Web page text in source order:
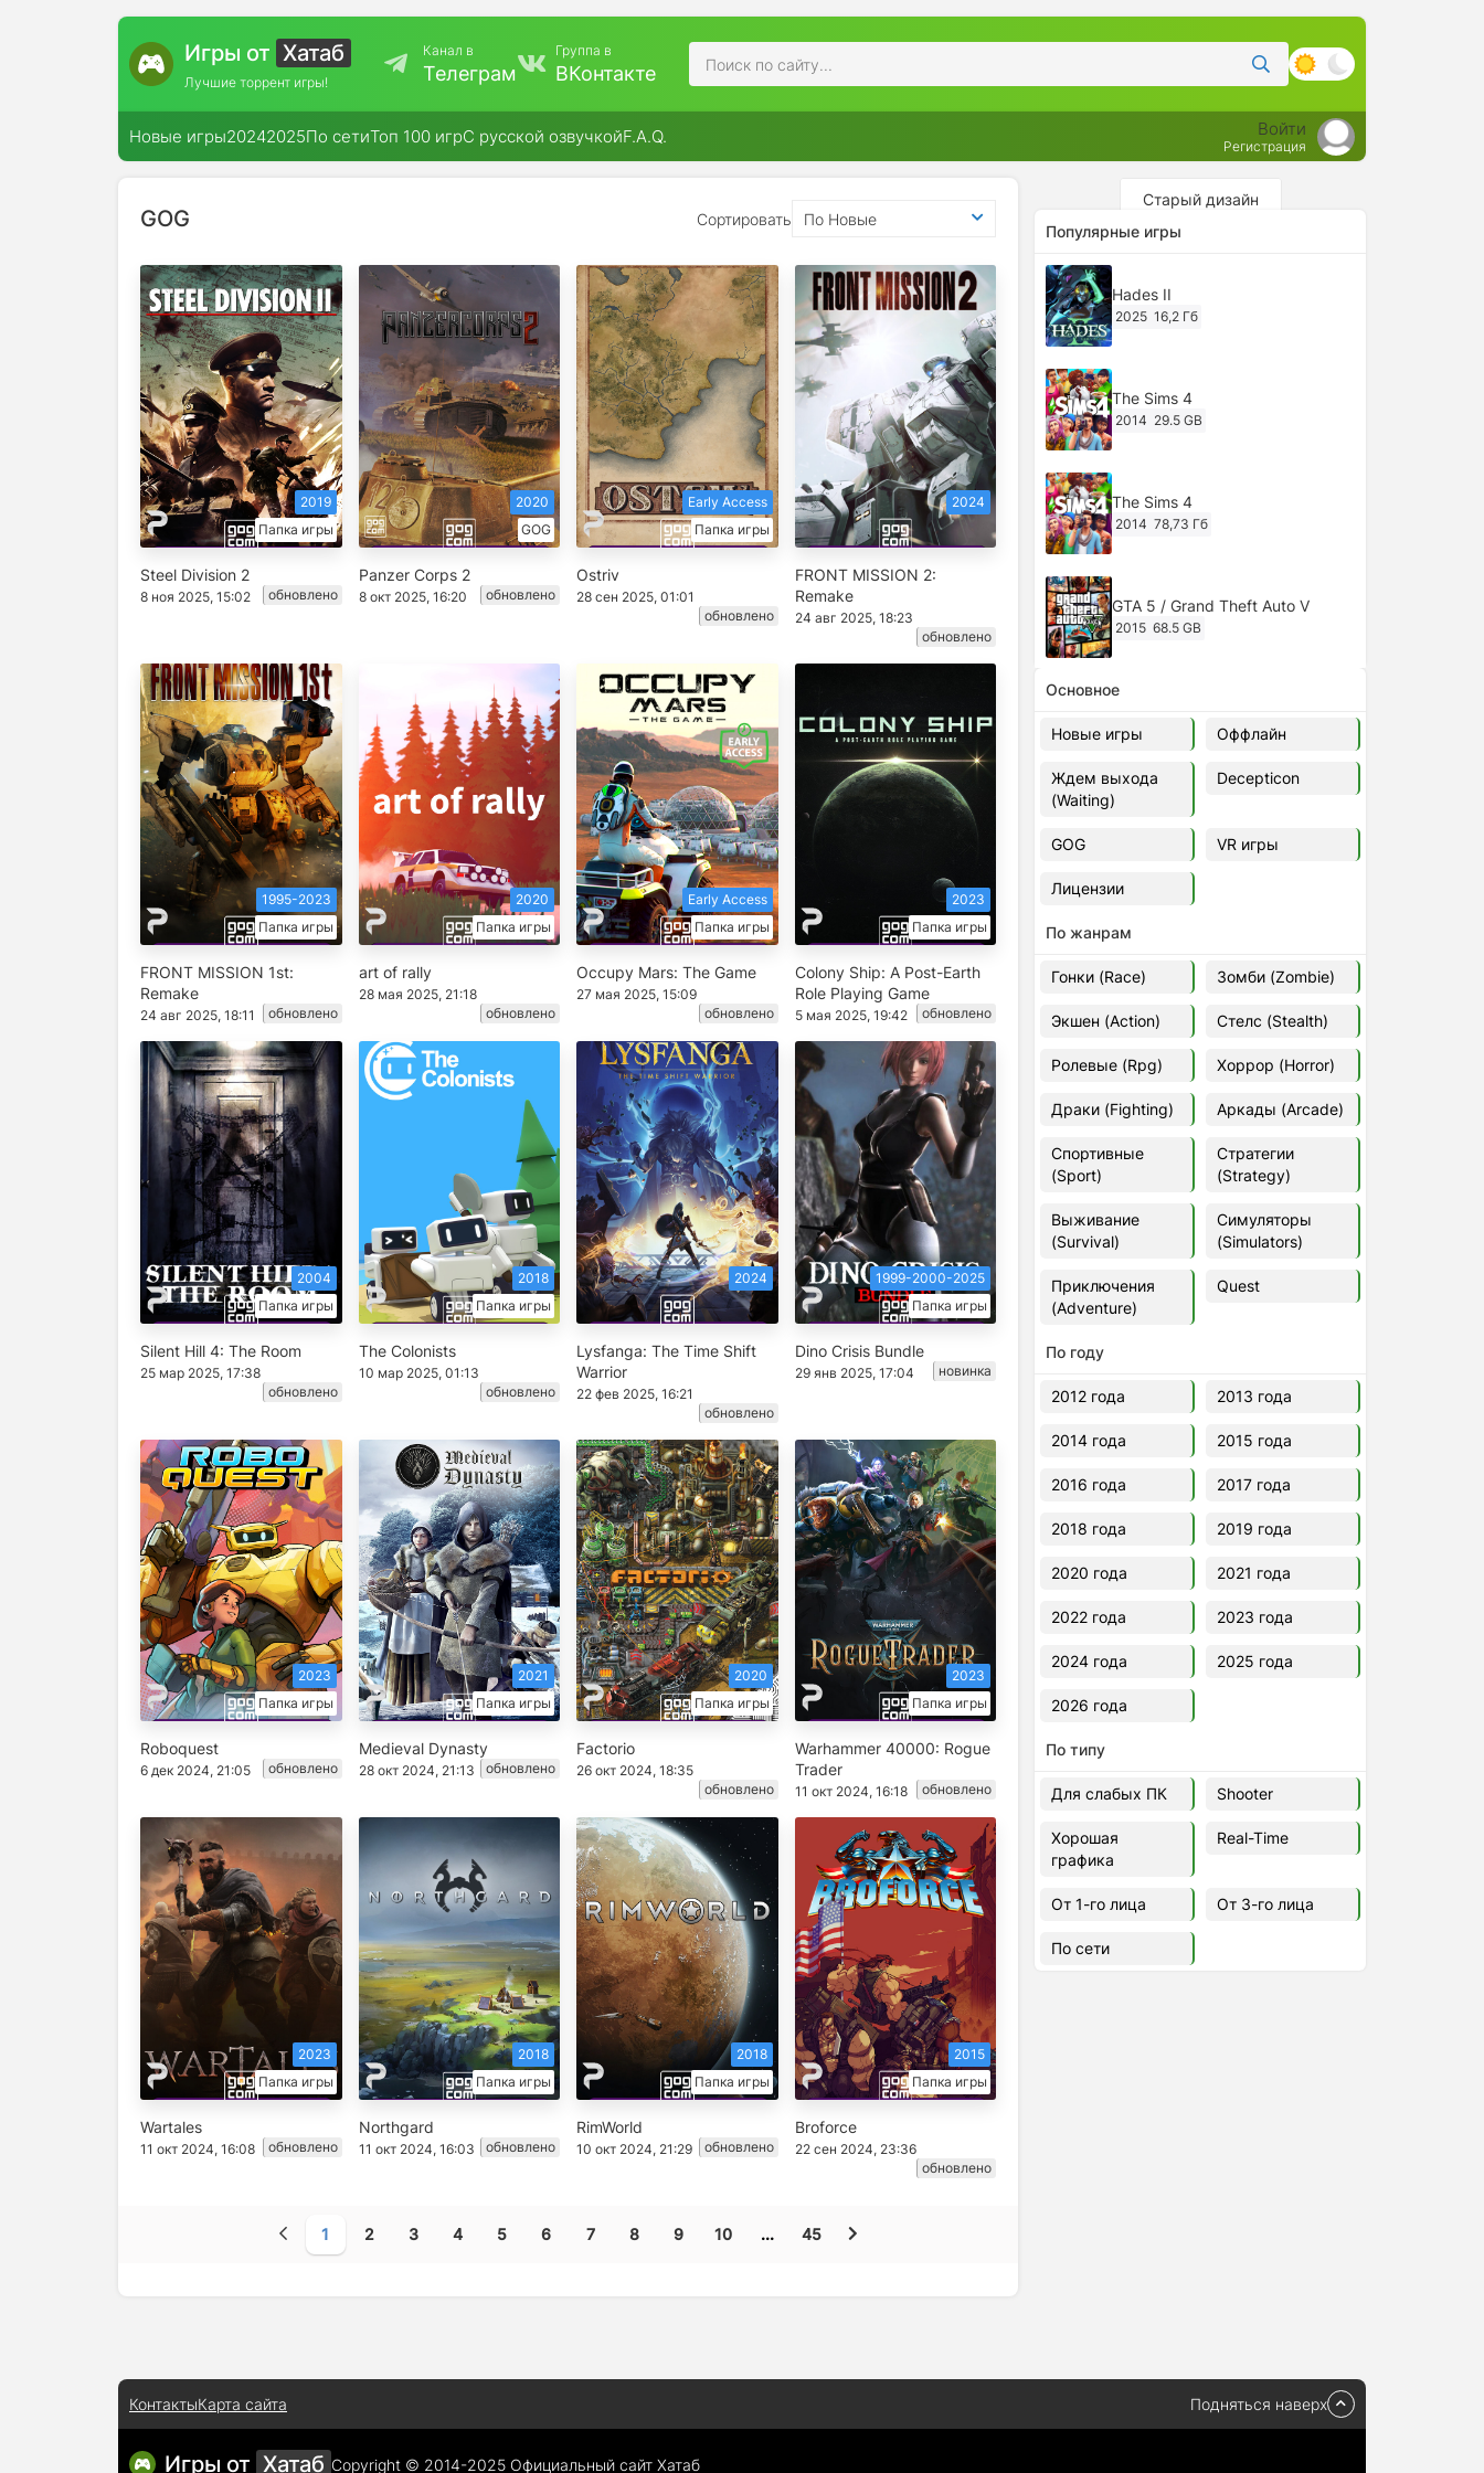
Игры от Хатаб
Лучшие торрент игры!
Канал в
Телеграм
Группа в
ВКонтакте
Новые игры20242025По сетиТоп 100 игрС русской озвучкойF.A.Q. Войти
Регистрация
GOG Сортировать По Новые
Папка игры
2019
Steel Division 2
8 ноя 2025, 15:02 обновлено
GOG
2020
Panzer Corps 2
8 окт 2025, 16:20 обновлено
Папка игры
Early Access
Ostriv
28 сен 2025, 01:01
обновлено
2024
FRONT MISSION 2:
Remake
24 авг 2025, 18:23
обновлено
Папка игры
1995-2023
FRONT MISSION 1st:
Remake
24 авг 2025, 18:11 обновлено
Папка игры
2020
art of rally
28 мая 2025, 21:18
обновлено
Папка игры
Early Access
Occupy Mars: The Game
27 мая 2025, 15:09
обновлено
Папка игры
2023
Colony Ship: A Post-Earth
Role Playing Game
5 мая 2025, 19:42 обновлено
Папка игры
2004
Silent Hill 4: The Room
25 мар 2025, 17:38
обновлено
Папка игры
2018
The Colonists
10 мар 2025, 01:13
обновлено
2024
Lysfanga: The Time Shift
Warrior
22 фев 2025, 16:21
обновлено
Папка игры
1999-2000-2025
Dino Crisis Bundle
29 янв 2025, 17:04 новинка
Папка игры
2023
Roboquest
6 дек 2024, 21:05 обновлено
Папка игры
2021
Medieval Dynasty
28 окт 2024, 21:13 обновлено
Папка игры
2020
Factorio
26 окт 2024, 18:35
обновлено
Папка игры
2023
Warhammer 40000: Rogue
Trader
11 окт 2024, 16:18 обновлено
Папка игры
2023
Wartales
11 окт 2024, 16:08 обновлено
Папка игры
2018
Northgard
11 окт 2024, 16:03 обновлено
Папка игры
2018
RimWorld
10 окт 2024, 21:29 обновлено
Папка игры
2015
Broforce
22 сен 2024, 23:36
обновлено
1 2 3 4 5 6 7 8 9 10 ... 45
Старый дизайн
Популярные игры
Hades II
2025 16,2 Гб
The Sims 4
2014 29.5 GB
The Sims 4
2014 78,73 Гб
GTA 5 / Grand Theft Auto V
2015 68.5 GB
Ghost of Tsushima: Director's Cut
v.1053.8.1023.1614 [RePack
Decepticon] (2024)
2024
Cyberpunk 2077
49.4 GB
Ghost of Tsushima: Director's Cut
v.1053.9.0623.1807 [Папка
Euro Truck Simulator 2 v.1.60.1.7s
[Папка игры] (2012)
37,77 Гб
Forza Horizon 5 v.688.044
[Папка игры] (2021)
2021
V Rising
2024
Основное
Новые игры Оффлайн
Ждем выхода
(Waiting)
Decepticon
GOG VR игры
Лицензии
По жанрам
Гонки (Race) Зомби (Zombie)
Экшен (Action) Стелс (Stealth)
Ролевые (Rpg) Хоррор (Horror)
Драки (Fighting) Аркады (Arcade)
Спортивные
(Sport)
Стратегии
(Strategy)
Выживание
(Survival)
Симуляторы
(Simulators)
Приключения
(Adventure)
Quest
По году
2012 года 2013 года
2014 года 2015 года
2016 года 2017 года
2018 года 2019 года
2020 года 2021 года
2022 года 2023 года
2024 года 2025 года
2026 года
По типу
Для слабых ПК Shooter
Хорошая
графика
Real-Time
От 1-го лица От 3-го лица
По сети
КонтактыКарта сайта Подняться наверх
Игры от Хатаб Copyright © 2014-2025 Официальный сайт Хатаб